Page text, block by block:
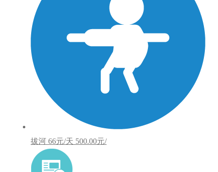
拔河 66元/天 500.00元/